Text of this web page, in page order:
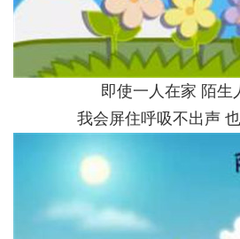
即使一人在家 陌生
我会屏住呼吸不出声